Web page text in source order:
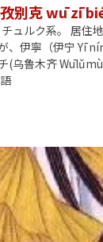
别克 wū zī
ュルク系。 居住
、伊寧（伊宁 Yī
(乌鲁木齐